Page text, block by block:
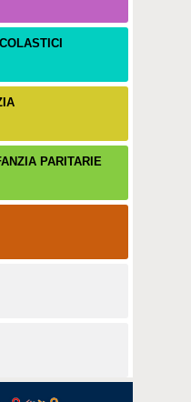
PARITARIE